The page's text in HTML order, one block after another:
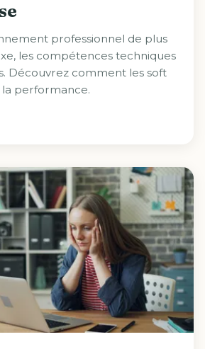
professionnel de plus
les compétences techniques
Découvrez comment les soft
performance.